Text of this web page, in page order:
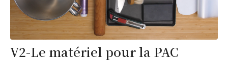
V2-Le matériel pour la PAC